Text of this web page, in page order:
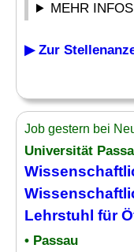
MEHR
▶ Zur
Job gestern bei
Universität
Lehrstuhl für
• Passau